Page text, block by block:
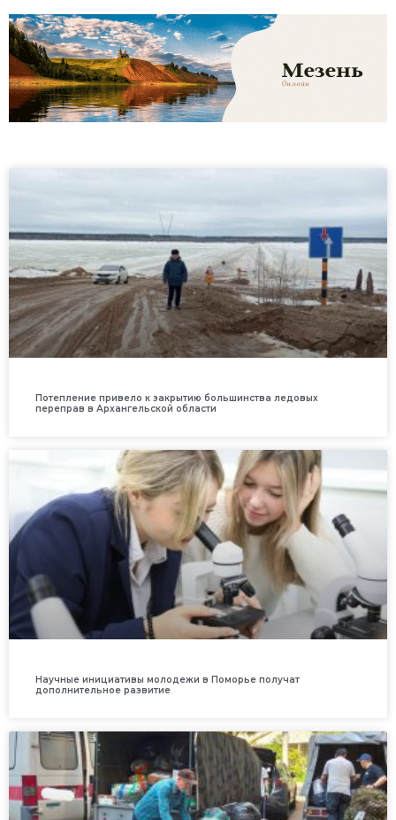
Потепление привело к закрытию большинства ледовых
переправ в Архангельской области
Научные инициативы молодежи в Поморье получат
дополнительное развитие